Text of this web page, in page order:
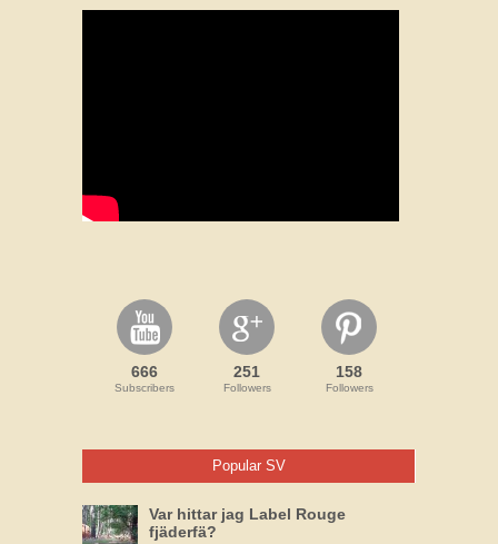
666
Subscribers
251
Followers
158
Followers
Popular SV
Var hittar jag Label Rouge
fjäderfä?